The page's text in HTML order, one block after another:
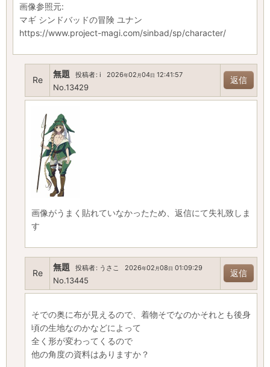
画像参照元:
マギ シンドバッドの冒険 ユナン
https://www.project-magi.com/sinbad/sp/character/
Re
無題 投稿者: i 2026年02 月04日 12:41:57
No.13429
返信
画像がうまく貼れていなかったため、返信にて失礼致しま
す
Re
無題 投稿者: うさこ 2026年02 月08 日 01:09:29
No.13445
返信
そでの奥に布が見えるので、着物そでなのかそれとも後身
頃の生地なのかなどによって
全く形が変わってくるので
他の角度の資料はありますか？